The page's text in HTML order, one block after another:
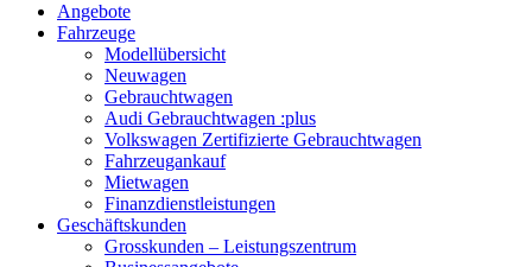
Angebote
Fahrzeuge
Modellübersicht
Neuwagen
Gebrauchtwagen
Audi Gebrauchtwagen :plus
Volkswagen Zertifizierte Gebrauchtwagen
Fahrzeugankauf
Mietwagen
Finanzdienstleistungen
Geschäftskunden
Grosskunden – Leistungszentrum